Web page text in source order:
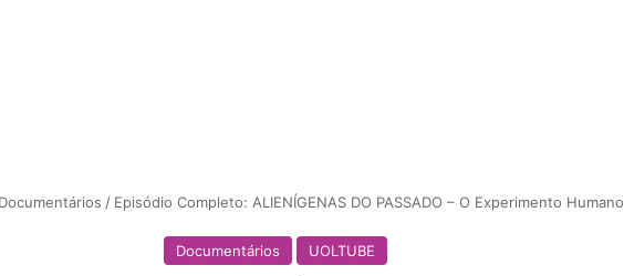
Documentários / Episódio Completo: ALIENÍGENAS DO PASSADO – O Experimento Humano
Documentários UOLTUBE